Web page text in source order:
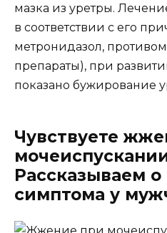
мазка из уретры.
в соответствии с его
метронидазол,
препараты), при
показано бужирование
Чувствуете
Рассказываем
симптома у